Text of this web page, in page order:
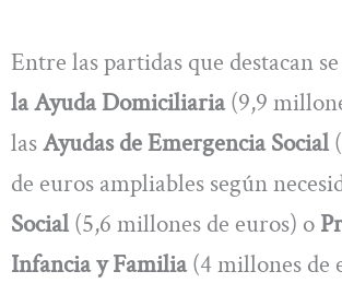
Entre las partidas que destacan
la Ayuda Domiciliaria(9,9
lasAyudas de Emergencia Social
de euros ampliables según
Social (5,6 millones de euros) o
Infancia y Familia(4 millones de